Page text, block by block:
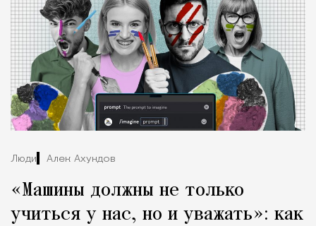
Люди Алек Ахундов
«Машины должны не только
учиться у нас, но и уважать»: как